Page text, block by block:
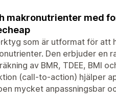
makronutrienter med
som är utformat för att
Den erbjuder en
av BMR, TDEE, BMI
(call-to-action) hjälper
mycket anpassningsbar